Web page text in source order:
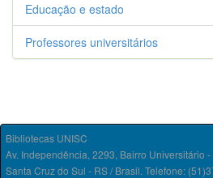
Educação e estado
Professores universitários
Bibliotecas UNISC
Av. Independência, 2293, Bairro Universitário
Santa Cruz do Sul - RS / Brasil. Telefone: